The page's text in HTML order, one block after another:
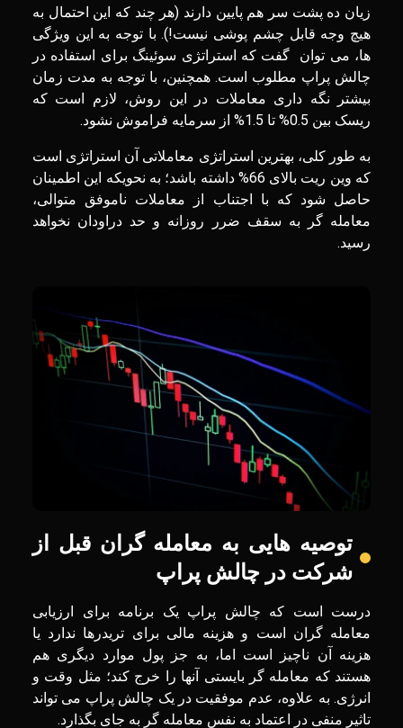
زیان ده پشت سر هم پایین دارند (هر چند که این احتمال به
هیچ وجه قابل چشم پوشی نیست!). با توجه به این ویژگی
ها، می توان گفت که استراتژی سوئینگ برای استفاده در
چالش پراپ مطلوب است. همچنین، با توجه به مدت زمان
بیشتر نگه ‌داری معاملات در این روش، لازم است که
ریسک بین 0.5% تا 1.5% از سرمایه فراموش نشود.
به طور کلی، بهترین استراتژی معاملاتی آن استراتژی است
که وین ریت بالای 66% داشته باشد؛ به نحویکه این اطمینان
حاصل شود که با اجتناب از معاملات ناموفق متوالی،
معامله گر به سقف ضرر روزانه و حد دراودان نخواهد
رسید.
توصیه هایی به معامله گران قبل از
شرکت در چالش پراپ
درست است که چالش پراپ یک برنامه برای ارزیابی
معامله گران است و هزینه مالی برای تریدرها ندارد یا
هزینه آن ناچیز است اما، به جز پول موارد دیگری هم
هستند که معامله گر بایستی آنها را خرج کند؛ مثل وقت و
انرژی. به علاوه، عدم موفقیت در یک چالش پراپ می تواند
تاثیر منفی در اعتماد به نفس معامله گر به جای بگذارد.